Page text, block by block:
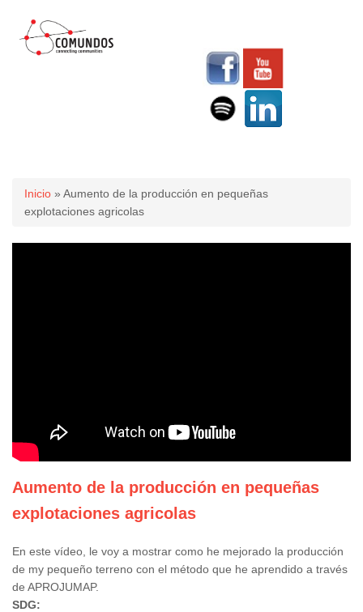
Usted está aquí
Inicio » Aumento de la producción en pequeñas
explotaciones agricolas
Aumento de la producción en pequeñas
explotaciones agricolas
En este vídeo, le voy a mostrar como he mejorado la producción
de my pequeño terreno con el método que he aprendido a través
de APROJUMAP.
SDG: